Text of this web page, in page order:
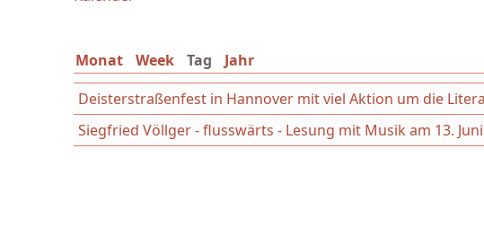
Monat Week Tag (aktiver Reiter)
Jahr
Deisterstraßenfest in Hannover mit viel Aktion um die
Siegfried Völlger - flusswärts - Lesung mit Musik am 13.